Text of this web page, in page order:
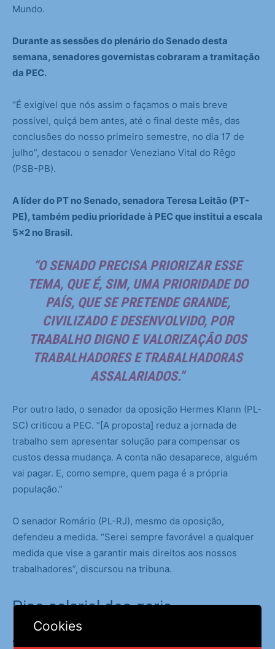
Mundo.
Durante as sessões do plenário do Senado desta
semana, senadores governistas cobraram a tramitação
da PEC.
“É exigível que nós assim o façamos o mais breve
possível, quiçá bem antes, até o final deste mês, das
conclusões do nosso primeiro semestre, no dia 17 de
julho”, destacou o senador Veneziano Vital do Rêgo
(PSB-PB).
A líder do PT no Senado, senadora Teresa Leitão (PT-
PE), também pediu prioridade à PEC que institui a escala
5×2 no Brasil.
“O SENADO PRECISA PRIORIZAR ESSE
TEMA, QUE É, SIM, UMA PRIORIDADE DO
PAÍS, QUE SE PRETENDE GRANDE,
CIVILIZADO E DESENVOLVIDO, POR
TRABALHO DIGNO E VALORIZAÇÃO DOS
TRABALHADORES E TRABALHADORAS
ASSALARIADOS.”
Por outro lado, o senador da oposição Hermes Klann (PL-
SC) criticou a PEC. “[A proposta] reduz a jornada de
trabalho sem apresentar solução para compensar os
custos dessa mudança. A conta não desaparece, alguém
vai pagar. E, como sempre, quem paga é a própria
população.”
O senador Romário (PL-RJ), mesmo da oposição,
defendeu a medida. “Serei sempre favorável a qualquer
medida que vise a garantir mais direitos aos nossos
trabalhadores”, discursou na tribuna.
Piso salarial dos garis
Apesar de não comentar o tema nesta semana,
Cookies